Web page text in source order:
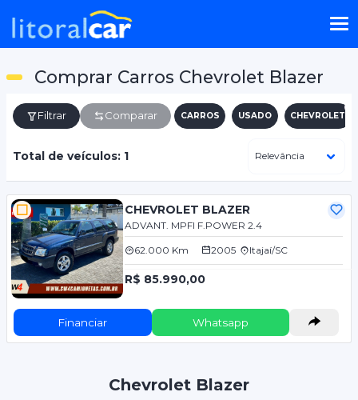
Comprar Carros Chevrolet Blazer
Filtrar Comparar CARROS USADO CHEVROLET
Total de veículos: 1
CHEVROLET BLAZER
ADVANT. MPFI F.POWER 2.4
62.000 Km 2005 Itajaí/SC
R$ 85.990,00
Financiar Whatsapp
Chevrolet Blazer